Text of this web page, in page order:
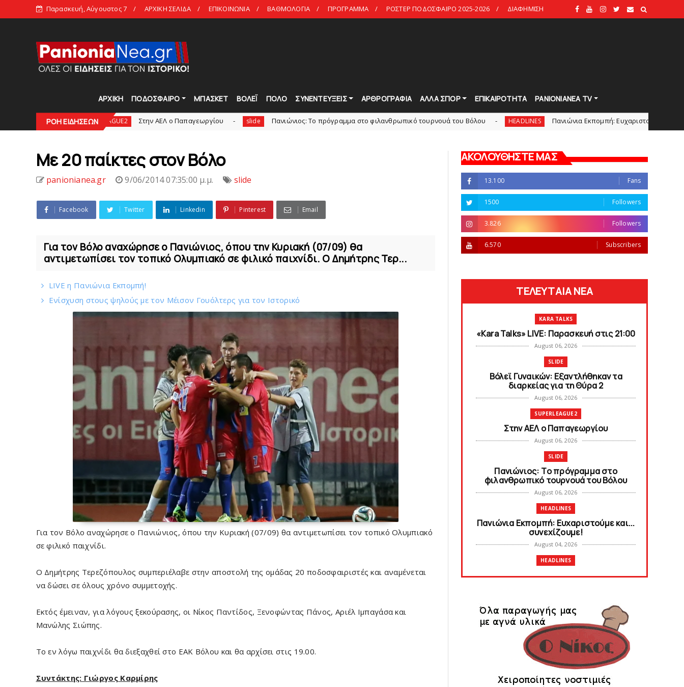
Παρασκευή, Αύγουστος 7 ΑΡΧΙΚΗ ΣΕΛΙΔΑ ΕΠΙΚΟΙΝΩΝΙΑ ΒΑΘΜΟΛΟΓΙΑ ΠΡΟΓΡΑΜΜΑ ΡΟΣΤΕΡ ΠΟΔΟΣΦΑΙΡΟ 2025-2026 ΔΙΑΦΗΜΙΣΗ
ΑΡΧΙΚΗ ΠΟΔΟΣΦΑΙΡΟ ΜΠΑΣΚΕΤ ΒΟΛΕΪ ΠΟΛΟ ΣΥΝΕΝΤΕΥΞΕΙΣ ΑΡΘΡΟΓΡΑΦΙΑ ΑΛΛΑ ΣΠΟΡ ΕΠΙΚΑΙΡΟΤΗΤΑ PANIONIANEA TV
ΡΟΗ ΕΙΔΗΣΕΩΝ
SUPERLEAGUE2 Στην AEΛ ο Παπαγεωργίου slide Πανιώνιoς: Tο πρόγραμμα στο φιλανθρωπικό τουρνουά του Bόλου HEADLINES Πανιώνια Εκπομπή: Eυχαριστούμε και... συνεχίζουμε!
Με 20 παίκτες στον Βόλο
panionianea.gr 9/06/2014 07:35:00 μ.μ. slide
Facebook Twitter Linkedin Pinterest Email
Για τον Βόλο αναχώρησε ο Πανιώνιος, όπου την Κυριακή (07/09) θα
αντιμετωπίσει τον τοπικό Ολυμπιακό σε φιλικό παιχνίδι. Ο Δημήτρης Τερ...
LIVE η Πανιώνια Εκπομπή!
Eνίσχυση στους ψηλούς με τον Μέισον Γουόλτερς για τον Ιστορικό
Για τον Βόλο αναχώρησε ο Πανιώνιος, όπου την Κυριακή (07/09) θα αντιμετωπίσει τον τοπικό Ολυμπιακό
σε φιλικό παιχνίδι.
Ο Δημήτρης Τερεζόπουλος συμπεριέλαβε στην αποστολή της ομάδας 20 ποδοσφαιριστές και αναμένεται
να δώσει σε όλους χρόνο συμμετοχής.
Εκτός έμειναν, για λόγους ξεκούρασης, οι Νίκος Παντίδος, Ξενοφώντας Πάνος, Αριέλ Ιμπαγάσα και
Μανώλης Σιώπης.
Το εν λόγω παιχνίδι θα διεξαχθεί στο ΕΑΚ Βόλου και θα αρχίσει στις 19.00.
Συντάκτης: Γιώργος Καρμίρης
ΑΚΟΛΟΥΘΗΣΤΕ ΜΑΣ
13.100 Fans
1500 Followers
3.826 Followers
6.570 Subscribers
ΤΕΛΕΥΤΑΙΑ ΝΕΑ
KARA TALKS
«Kara Talks» LIVE: Παρασκευή στις 21:00
August 06, 2026
SLIDE
Bόλεϊ Γυναικών: Εξαντλήθηκαν τα
διαρκείας για τη Θύρα 2
August 06, 2026
SUPERLEAGUE2
Στην AEΛ ο Παπαγεωργίου
August 06, 2026
SLIDE
Πανιώνιoς: Tο πρόγραμμα στο
φιλανθρωπικό τουρνουά του Bόλου
August 06, 2026
HEADLINES
Πανιώνια Εκπομπή: Eυχαριστούμε και...
συνεχίζουμε!
August 04, 2026
HEADLINES
Θλίψη για τον χαμό του Γιώργου
SLIDE
Ξεκινά η ελεύθερη διάθεση των
εισιτηρίων διαρκείας του βόλεϊ...
August 04, 2026
HEADLINES
Kυανέρυθρη και επίσημα η Πάτερου